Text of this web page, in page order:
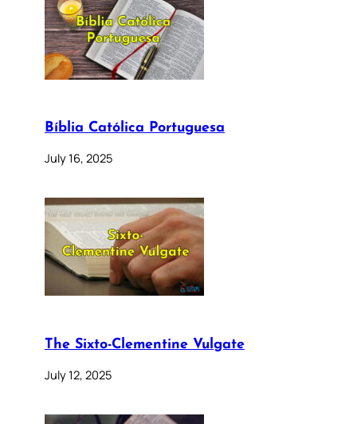
Bíblia Católica Portuguesa
July 16, 2025
The Sixto-Clementine Vulgate
July 12, 2025